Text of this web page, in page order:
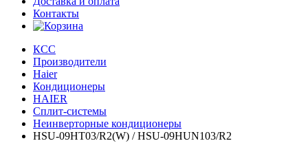
Контакты
КСС
Производители
Haier
Кондиционеры
HAIER
Сплит-системы
Неинверторные кондиционеры
HSU-09HT03/R2(W) / HSU-09HUN103/R2